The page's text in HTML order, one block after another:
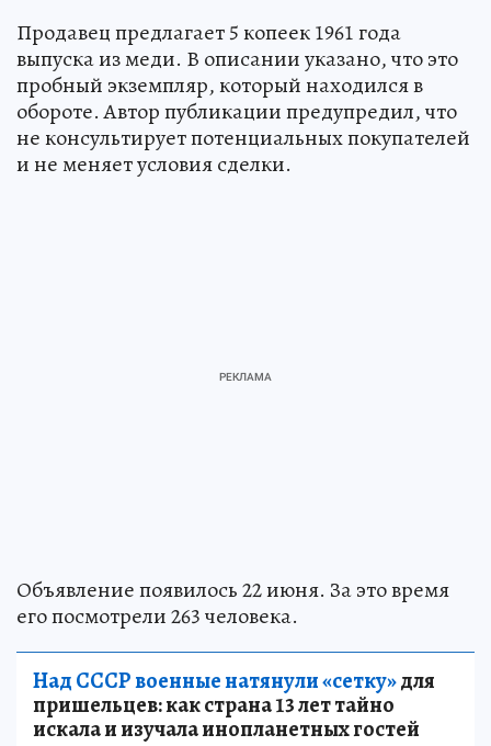
Продавец предлагает 5 копеек 1961 года
выпуска из меди. В описании указано, что это
пробный экземпляр, который находился в
обороте. Автор публикации предупредил, что
не консультирует потенциальных покупателей
и не меняет условия сделки.
Объявление появилось 22 июня. За это время
его посмотрели 263 человека.
Над СССР военные натянули «сетку»для
пришельцев: как страна 13 лет тайно
искала и изучала инопланетных гостей